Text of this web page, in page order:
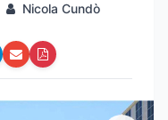
Nicola Cundò